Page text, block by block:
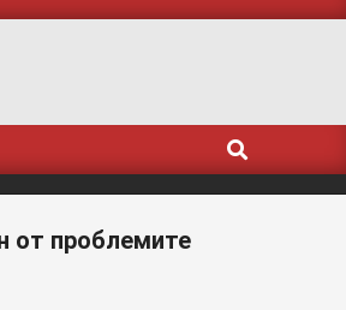
Search
от проблемите